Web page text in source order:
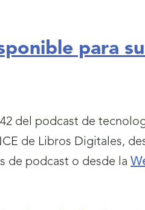
para
del podcast de
de Libros Digitales,
de podcast o desde la